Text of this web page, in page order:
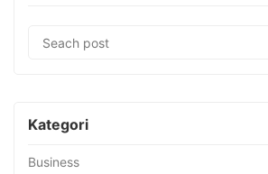
Kategori
Business